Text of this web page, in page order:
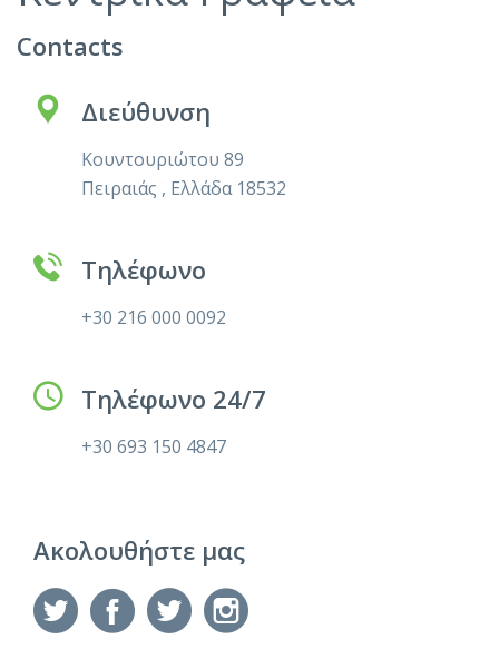
Contacts
Διεύθυνση
Κουντουριώτου 89
Πειραιάς , Ελλάδα 18532
Τηλέφωνο
+30 216 000 0092
Τηλέφωνο 24/7
+30 693 150 4847
Ακολουθήστε μας